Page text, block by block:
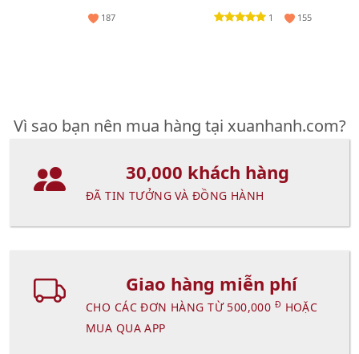
187
mịn, 15ml
1 155
Vì sao bạn nên mua hàng tại xuanhanh.com?
30,000 khách hàng
ĐÃ TIN TƯỞNG VÀ ĐỒNG HÀNH
Giao hàng miễn phí
CHO CÁC ĐƠN HÀNG TỪ 500,000 Đ HOẶC
MUA QUA APP